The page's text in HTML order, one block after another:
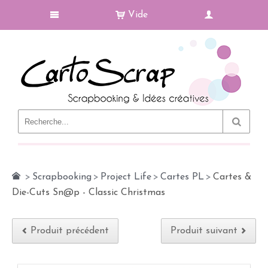
Vide
> Scrapbooking > Project Life > Cartes PL > Cartes &
Die-Cuts Sn@p - Classic Christmas
Produit précédent Produit suivant